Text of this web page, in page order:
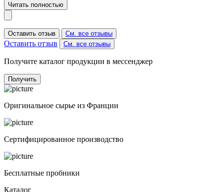
Читать полностью
Оставить отзыв См. все отзывы
Оставить отзыв См. все отзывы
Получите каталог продукции в мессенджер
Получить
Оригинальное сырье из Франции
Сертифицированное производство
Бесплатные пробники
Каталог